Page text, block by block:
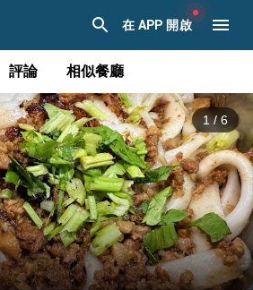
在 APP 開啟
評論 相似餐廳
1/6